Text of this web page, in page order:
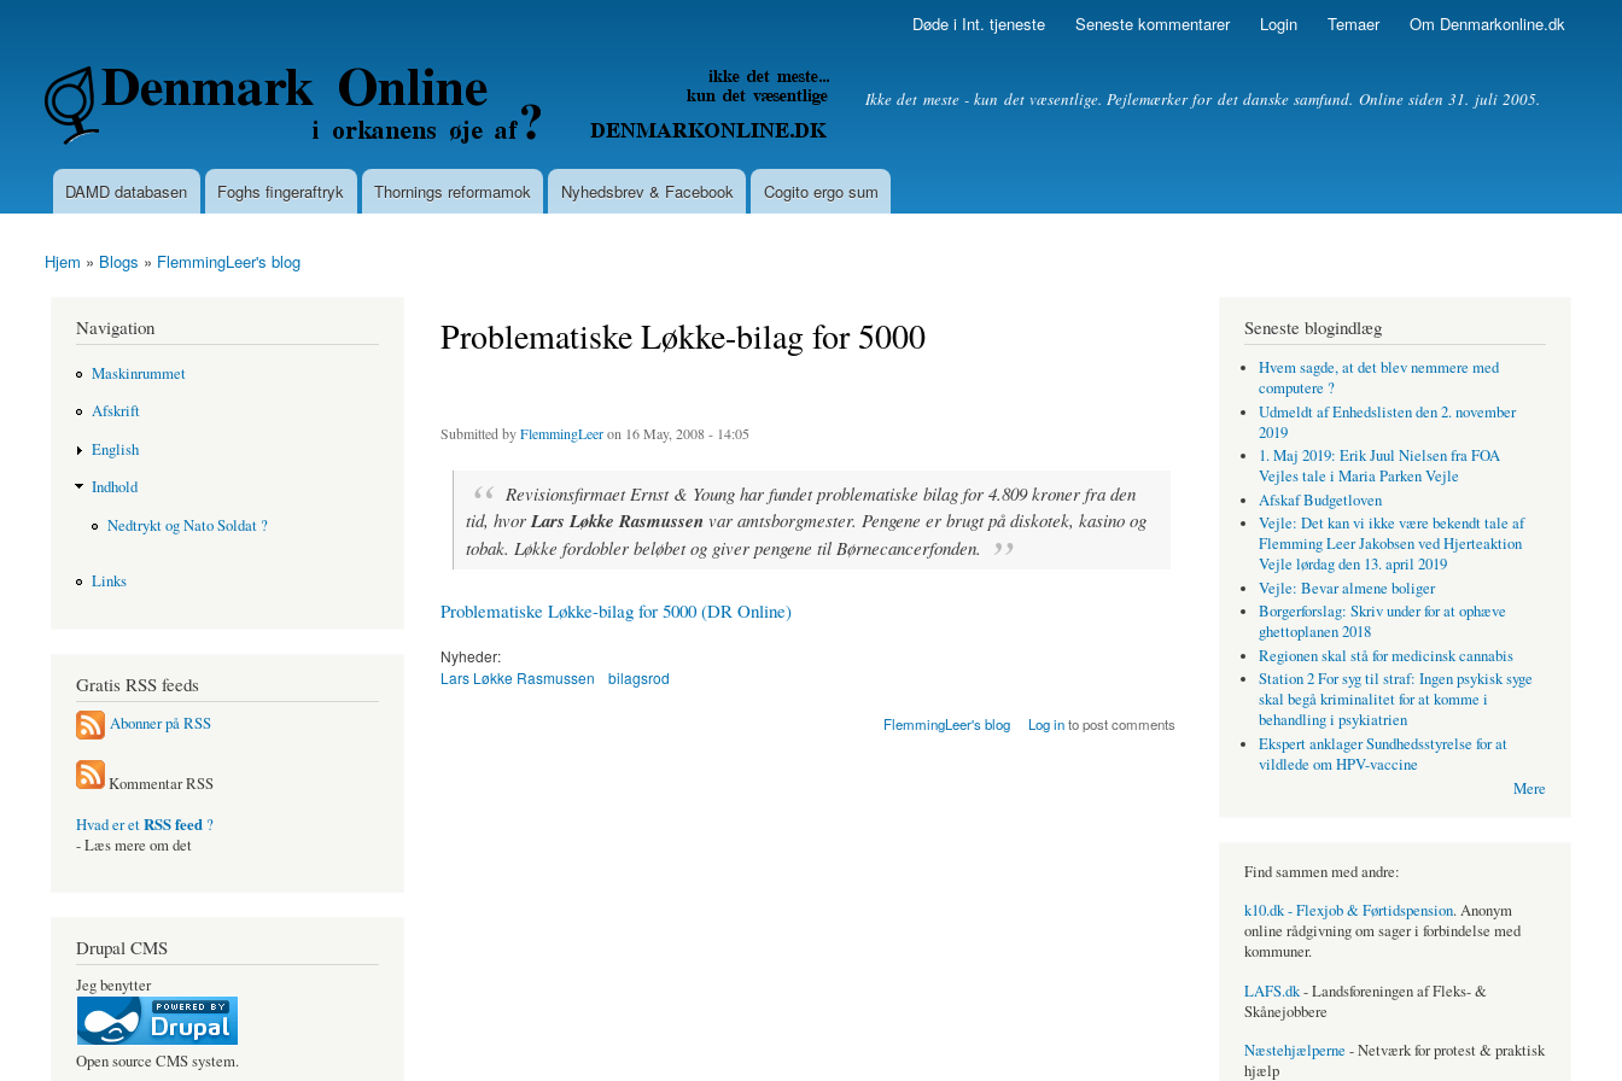
content
Døde i Int. tjeneste Seneste kommentarer Login Temaer Om Denmarkonline.dk
Denmarkonline.dk - blognyheder om politik Ikke det meste - kun det væsentlige. Pejlemærker for det danske samfund. Online siden 31. juli 2005.
Main menu
DAMD databasen Foghs fingeraftryk Thornings reformamok Nyhedsbrev & Facebook Cogito ergo sum
You are here
Hjem » Blogs » FlemmingLeer's blog
Problematiske Løkke-bilag for 5000
Submitted byFlemmingLeeron 16 May, 2008 - 14:05
Revisionsfirmaet Ernst & Young har fundet problematiske bilag for 4.809 kroner fra den
tid, hvorLars Løkke Rasmussen var amtsborgmester. Pengene er brugt på diskotek, kasino og
tobak. Løkke fordobler beløbet og giver pengene til Børnecancerfonden.
Problematiske Løkke-bilag for 5000 (DR Online)
Nyheder:
Lars Løkke Rasmussen
bilagsrod
FlemmingLeer's blog Log into post comments
Navigation
Maskinrummet
Afskrift
English
Indhold
Nedtrykt og Nato Soldat ?
Links
Gratis RSS feeds
Abonner på RSS
Kommentar RSS
Hvad er etRSS feed ?
- Læs mere om det
Drupal CMS
Jeg benytter
Open source CMS system.
Seneste blogindlæg
Hvem sagde, at det blev nemmere med
computere ?
Udmeldt af Enhedslisten den 2. november
2019
1. Maj 2019: Erik Juul Nielsen fra FOA
Vejles tale i Maria Parken Vejle
Afskaf Budgetloven
Vejle: Det kan vi ikke være bekendt tale af
Flemming Leer Jakobsen ved Hjerteaktion
Vejle lørdag den 13. april 2019
Vejle: Bevar almene boliger
Borgerforslag: Skriv under for at ophæve
ghettoplanen 2018
Regionen skal stå for medicinsk cannabis
Station 2 For syg til straf: Ingen psykisk syge
skal begå kriminalitet for at komme i
behandling i psykiatrien
Ekspert anklager Sundhedsstyrelse for at
vildlede om HPV-vaccine
Mere
Find sammen med andre:
k10.dk - Flexjob & Førtidspension. Anonym
online rådgivning om sager i forbindelse med
kommuner.
LAFS.dk- Landsforeningen af Fleks- &
Skånejobbere
Næstehjælperne - Netværk for protest & praktisk
hjælp